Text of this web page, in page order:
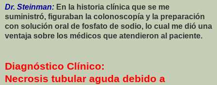
Dr. Steinman: En la historia clínica que se me
suministró, figuraban la colonoscopía y la preparación
con solución oral de fosfato de sodio, lo cual me dió una
ventaja sobre los médicos que atendieron al paciente.
Diagnóstico Clínico:
Necrosis tubular aguda debido a